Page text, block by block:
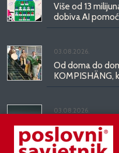
Više od 13
dobiva AI
03.08.2026.
Od doma do
KOMPISHÄNG,
03.08.2026.
Kineski BYD
Mercedesove
kilometara